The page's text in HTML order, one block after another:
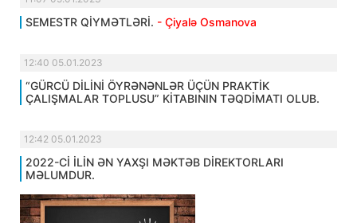
SEMESTR QİYMƏTLƏRİ. - Çiyalə Osmanova
12:40 05.01.2023
“GÜRCÜ DİLİNİ ÖYRƏNƏNLƏR ÜÇÜN PRAKTİK
ÇALIŞMALAR TOPLUSU” KİTABININ TƏQDİMATI OLUB.
12:42 05.01.2023
2022-Cİ İLİN ƏN YAXŞI MƏKTƏB DİREKTORLARI
MƏLUMDUR.